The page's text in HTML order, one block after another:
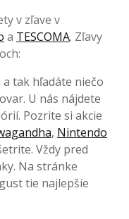
v zľave v
a TESCOMA. Zľavy
tak hľadáte niečo
U nás nájdete
Pozrite si akcie
, Nintendo
Vždy pred
Na stránke
tie najlepšie